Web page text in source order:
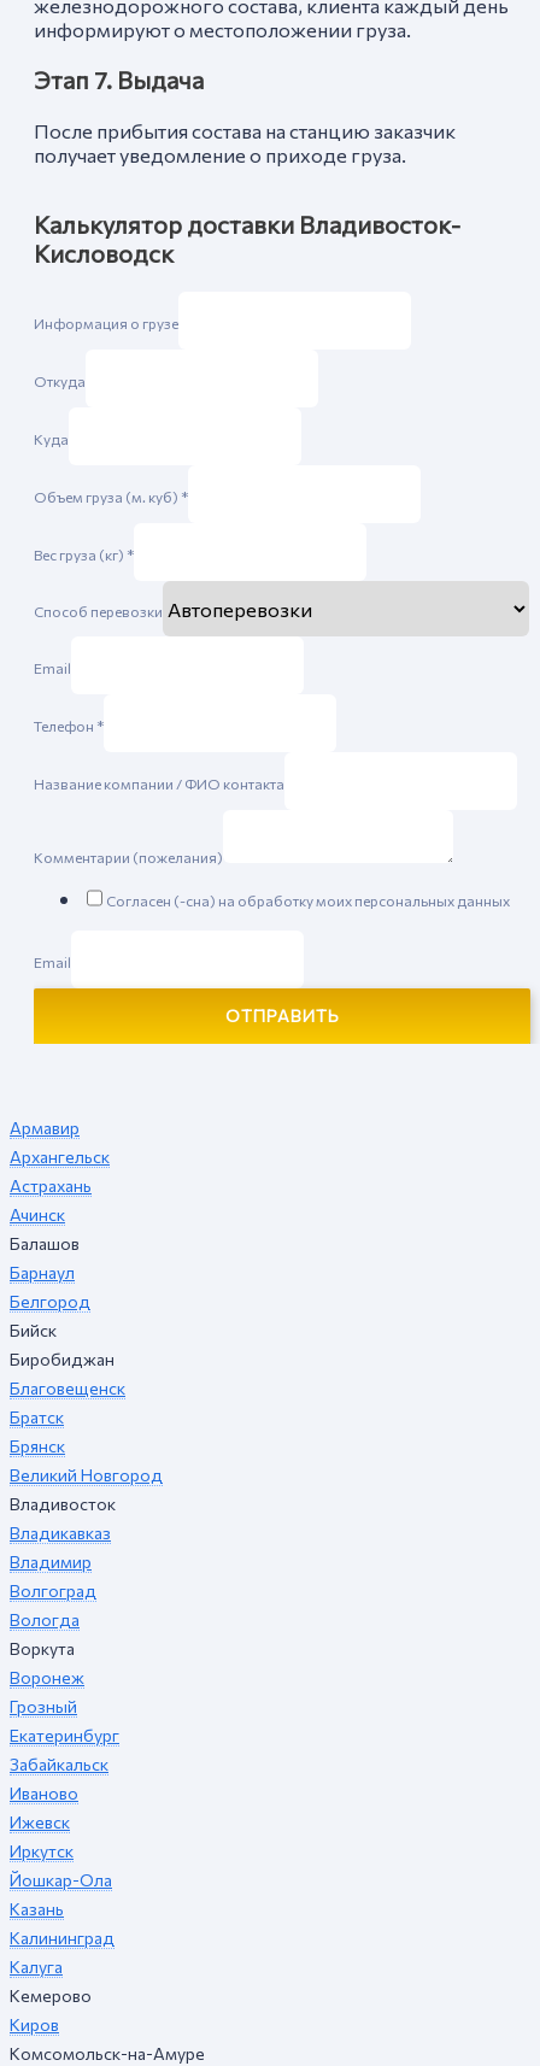
Армавир
Архангельск
Астрахань
Ачинск
Балашов
Барнаул
Белгород
Бийск
Биробиджан
Благовещенск
Братск
Брянск
Великий Новгород
Владивосток
Владикавказ
Владимир
Волгоград
Вологда
Воркута
Воронеж
Грозный
Екатеринбург
Забайкальск
Иваново
Ижевск
Иркутск
Йошкар-Ола
Казань
Калининград
Калуга
Кемерово
Киров
Комсомольск-на-Амуре
информируют о местоположении груза.
Этап 7. Выдача
После прибытия состава на станцию заказчик
получает уведомление о приходе груза.
Калькулятор доставки Владивосток-
Кисловодск
Информация о грузе
Откуда
Куда
Объем груза (м. куб) *
Вес груза (кг) *
Способ перевозки
Email
Телефон *
Название компании / ФИО контакта
Комментарии (пожелания)
Согласен (-сна) на обработку моих персональных данных
Email
ОТПРАВИТЬ